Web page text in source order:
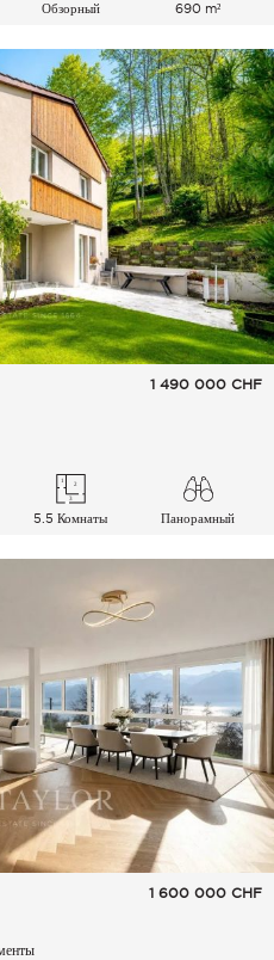
Обзорный
690 m²
1 490 000 CHF
5.5 Комнаты Панорамный
1 600 000 CHF